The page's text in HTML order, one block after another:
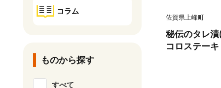
佐賀県上峰町
秘伝のタレ
コロステー
コラム
ものから探す
すべて